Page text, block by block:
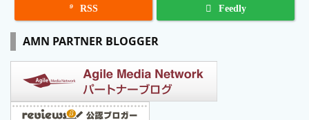
 RSS Feedly
AMN PARTNER BLOGGER